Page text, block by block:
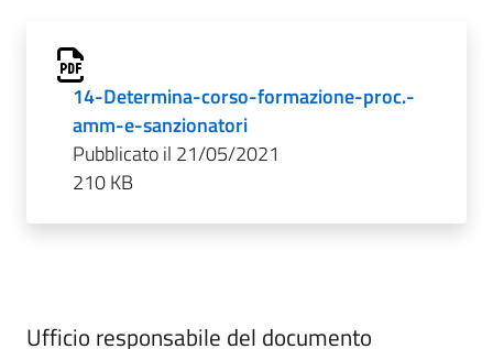
14-Determina-corso-formazione-proc.-
amm-e-sanzionatori
Pubblicato il 21/05/2021
210 KB
Ufficio responsabile del documento